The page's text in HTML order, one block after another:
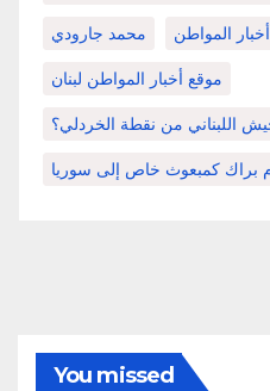
محمد جارودي المواطن
موقع أخبار المواطن لبنان
اللبناني من نقطة الخردلي؟
براك كمبعوث خاص إلى سوريا
You missed